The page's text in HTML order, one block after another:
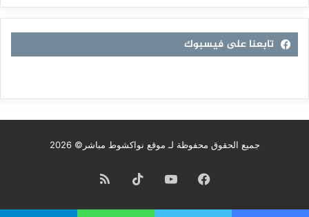
تابعنا على فيسبوك
جميع الحقوق محفوظة لـ موقع نواكشوط مباشر© 2026
فيسبوكيوتيوب TikTokملخص
الموقع